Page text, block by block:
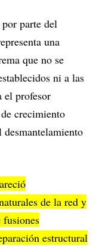
parte del
una
que no se
ni a las
el profesor
crecimiento
de la red y
fusiones
estructural